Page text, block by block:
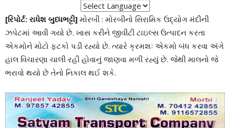
[રિપોર્ટ: રાધેશ બુધ્ધભટ્ટી] મોરબી : મોરબીનો સિરામિક ઉદ્યોગ મંદીની
ઝપેટમાં આવી ગયો છે. ખાસ કરીને જીવીટી ટાઇલ્સ ઉત્પાદન કરતા
એકમોને મોટો ફટકો પડી રહ્યો છે. ત્યારે ક્રમશઃ એકમો બંધ કરવા અંગે
હાલ વિચારણા ચાલી રહી હોવાનું જાણવા મળી રહ્યું છે. જેથી માલનો જે
ભરાવો થયો છે તેનો નિકાલ થઈ શકે.